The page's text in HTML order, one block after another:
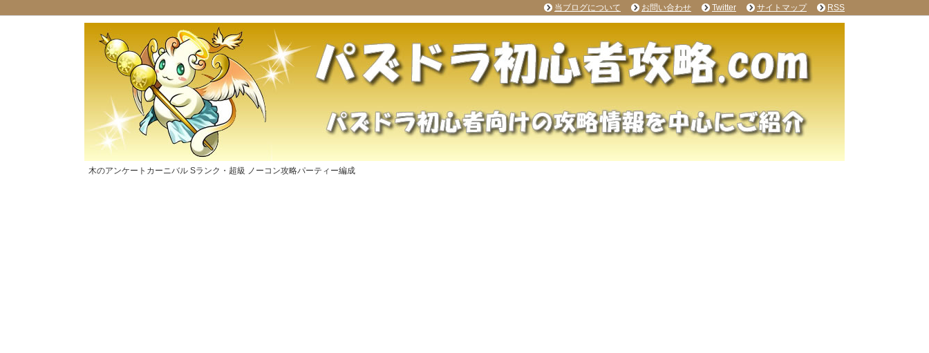
木のアンケートカーニバル Sランク・超級 ノーコン攻略パーティー編成
当ブログについて お問い合わせ Twitter サイトマップ RSS